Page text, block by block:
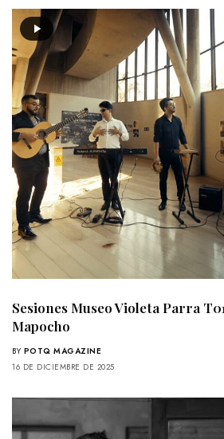
Sesiones Museo Violeta Parra
Mapocho
BY POTQ MAGAZINE
16 DE DICIEMBRE DE 2025